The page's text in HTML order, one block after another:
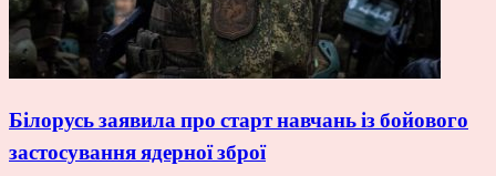
Білорусь заявила про старт навчань із бойового
застосування ядерної зброї